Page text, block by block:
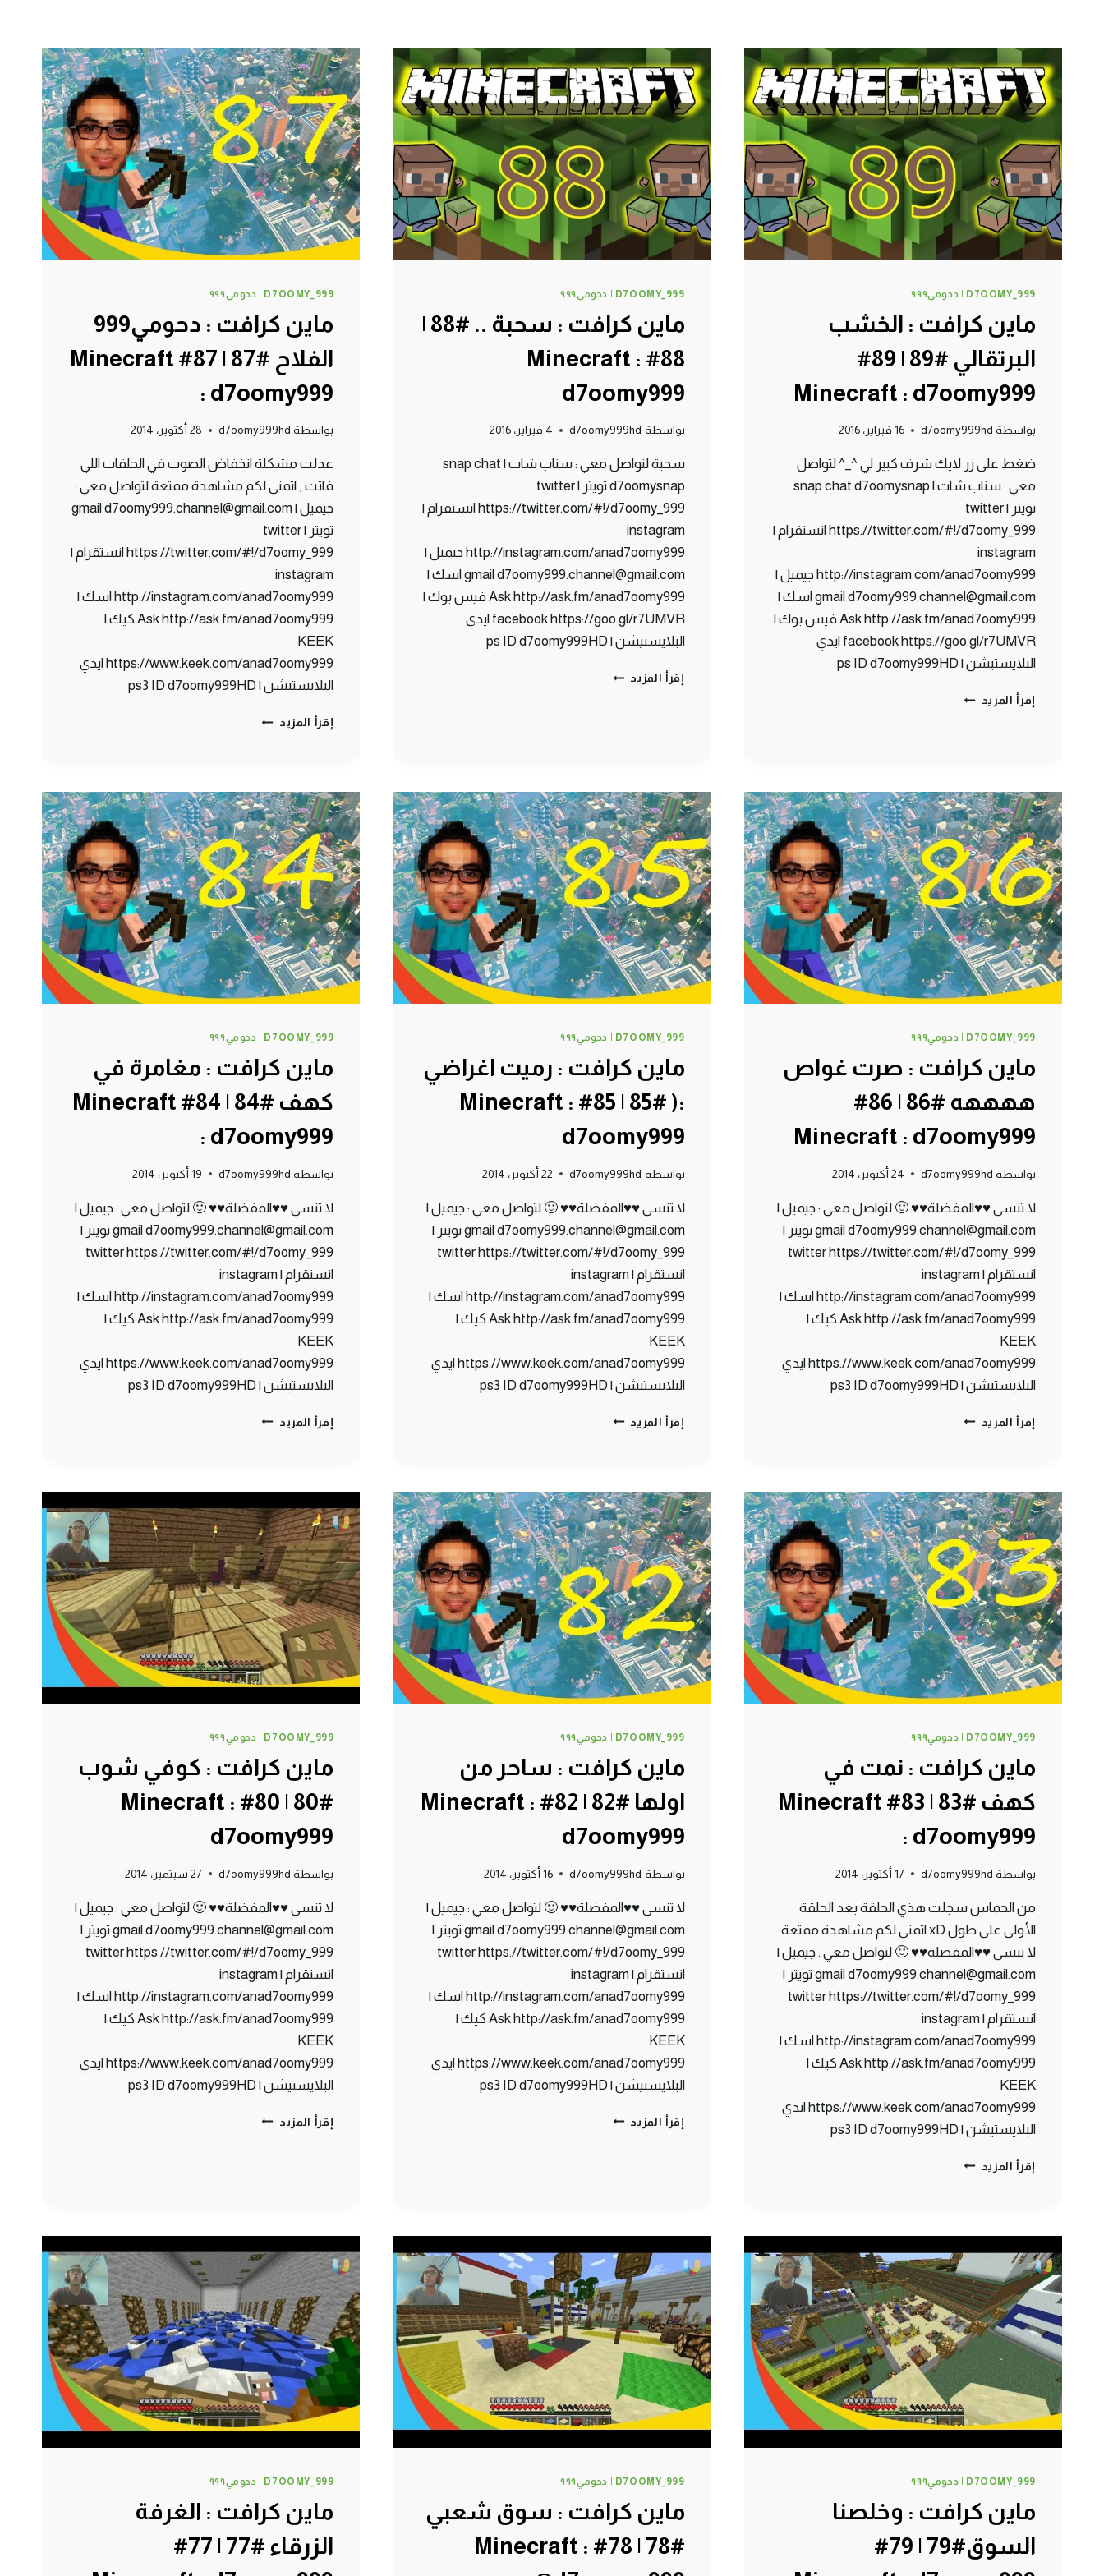
D7OOMY_999 | دحومي٩٩٩
ماين كرافت : الخشب
البرتقالي #89 | 89#
Minecraft : d7oomy999
بواسطة d7oomy999hd 16 فبراير، 2016
ضغط على زر لايك شرف كبير لي ^_^ لتواصل
معي : سناب شات | snap chat d7oomysnap
تويتر | twitter
https://twitter.com/#!/d7oomy_999 انستقرام |
instagram
http://instagram.com/anad7oomy999 جيميل |
gmail d7oomy999.channel@gmail.com اسك |
Ask http://ask.fm/anad7oomy999 فيس بوك |
facebook https://goo.gl/r7UMVR ايدي
البلايستيشن | ps ID d7oomy999HD
إقرأ المزيد ماين
|
89#
MINECRAFT
:
D7OOMY999
D7OOMY_999 | دحومي٩٩٩
ماين كرافت : سحبة .. #88 |
88# Minecraft :
d7oomy999
بواسطة d7oomy999hd 4 فبراير، 2016
سحبة لتواصل معي : سناب شات | snap chat
d7oomysnap تويتر | twitter
https://twitter.com/#!/d7oomy_999 انستقرام |
instagram
http://instagram.com/anad7oomy999 جيميل |
gmail d7oomy999.channel@gmail.com اسك |
Ask http://ask.fm/anad7oomy999 فيس بوك |
facebook https://goo.gl/r7UMVR ايدي
البلايستيشن | ps ID d7oomy999HD
إقرأ المزيد ماين
88#
MINECRAFT
:
D7OOMY999
D7OOMY_999 | دحومي٩٩٩
ماين كرافت : دحومي999
الفلاح #87 | 87# Minecraft
: d7oomy999
بواسطة d7oomy999hd 28 أكتوبر، 2014
عدلت مشكلة انخفاض الصوت في الحلقات اللي
فاتت , اتمنى لكم مشاهدة ممتعة لتواصل معي :
جيميل | gmail d7oomy999.channel@gmail.com
تويتر | twitter
https://twitter.com/#!/d7oomy_999 انستقرام |
instagram
http://instagram.com/anad7oomy999 اسك |
Ask http://ask.fm/anad7oomy999 كيك |
KEEK
https://www.keek.com/anad7oomy999 ايدي
البلايستيشن | ps3 ID d7oomy999HD
إقرأ المزيد ماين
#87
|
87#
MINECRAFT
:
D7OOMY999
D7OOMY_999 | دحومي٩٩٩
ماين كرافت : صرت غواص
ههههه #86 | 86#
Minecraft : d7oomy999
بواسطة d7oomy999hd 24 أكتوبر، 2014
لا تنسى ♥♥المفضلة♥♥ 🙂 لتواصل معي : جيميل |
gmail d7oomy999.channel@gmail.com تويتر |
twitter https://twitter.com/#!/d7oomy_999
انستقرام | instagram
http://instagram.com/anad7oomy999 اسك |
Ask http://ask.fm/anad7oomy999 كيك |
KEEK
https://www.keek.com/anad7oomy999 ايدي
البلايستيشن | ps3 ID d7oomy999HD
إقرأ المزيد ماين
ههههه
#86
|
86#
MINECRAFT
:
D7OOMY999
D7OOMY_999 | دحومي٩٩٩
ماين كرافت : رميت اغراضي
:( #85 | 85# Minecraft :
d7oomy999
بواسطة d7oomy999hd 22 أكتوبر، 2014
لا تنسى ♥♥المفضلة♥♥ 🙂 لتواصل معي : جيميل |
gmail d7oomy999.channel@gmail.com تويتر |
twitter https://twitter.com/#!/d7oomy_999
انستقرام | instagram
http://instagram.com/anad7oomy999 اسك |
Ask http://ask.fm/anad7oomy999 كيك |
KEEK
https://www.keek.com/anad7oomy999 ايدي
البلايستيشن | ps3 ID d7oomy999HD
إقرأ المزيد ماين
:
(
#85
|
85#
MINECRAFT
:
D7OOMY999
D7OOMY_999 | دحومي٩٩٩
ماين كرافت : مغامرة في
كهف #84 | 84# Minecraft
: d7oomy999
بواسطة d7oomy999hd 19 أكتوبر، 2014
لا تنسى ♥♥المفضلة♥♥ 🙂 لتواصل معي : جيميل |
gmail d7oomy999.channel@gmail.com تويتر |
twitter https://twitter.com/#!/d7oomy_999
انستقرام | instagram
http://instagram.com/anad7oomy999 اسك |
Ask http://ask.fm/anad7oomy999 كيك |
KEEK
https://www.keek.com/anad7oomy999 ايدي
البلايستيشن | ps3 ID d7oomy999HD
إقرأ المزيد ماين
#84
|
84#
MINECRAFT
:
D7OOMY999
D7OOMY_999 | دحومي٩٩٩
ماين كرافت : نمت في
كهف #83 | 83# Minecraft
: d7oomy999
بواسطة d7oomy999hd 17 أكتوبر، 2014
من الحماس سجلت هذي الحلقة بعد الحلقة
الأولى على طول xD اتمنى لكم مشاهدة ممتعة
لا تنسى ♥♥المفضلة♥♥ 🙂 لتواصل معي : جيميل |
gmail d7oomy999.channel@gmail.com تويتر |
twitter https://twitter.com/#!/d7oomy_999
انستقرام | instagram
http://instagram.com/anad7oomy999 اسك |
Ask http://ask.fm/anad7oomy999 كيك |
KEEK
https://www.keek.com/anad7oomy999 ايدي
البلايستيشن | ps3 ID d7oomy999HD
إقرأ المزيد ماين
#83
|
83#
MINECRAFT
:
D7OOMY999
D7OOMY_999 | دحومي٩٩٩
ماين كرافت : ساحر من
اولها #82 | 82# Minecraft :
d7oomy999
بواسطة d7oomy999hd 16 أكتوبر، 2014
لا تنسى ♥♥المفضلة♥♥ 🙂 لتواصل معي : جيميل |
gmail d7oomy999.channel@gmail.com تويتر |
twitter https://twitter.com/#!/d7oomy_999
انستقرام | instagram
http://instagram.com/anad7oomy999 اسك |
Ask http://ask.fm/anad7oomy999 كيك |
KEEK
https://www.keek.com/anad7oomy999 ايدي
البلايستيشن | ps3 ID d7oomy999HD
إقرأ المزيد ماين
|
82#
MINECRAFT
:
D7OOMY999
D7OOMY_999 | دحومي٩٩٩
ماين كرافت : كوفي شوب
#80 | 80# Minecraft :
d7oomy999
بواسطة d7oomy999hd 27 سبتمبر، 2014
لا تنسى ♥♥المفضلة♥♥ 🙂 لتواصل معي : جيميل |
gmail d7oomy999.channel@gmail.com تويتر |
twitter https://twitter.com/#!/d7oomy_999
انستقرام | instagram
http://instagram.com/anad7oomy999 اسك |
Ask http://ask.fm/anad7oomy999 كيك |
KEEK
https://www.keek.com/anad7oomy999 ايدي
البلايستيشن | ps3 ID d7oomy999HD
إقرأ المزيد ماين
80#
MINECRAFT
:
D7OOMY999
D7OOMY_999 | دحومي٩٩٩
ماين كرافت : وخلصنا
السوق#79 | 79#
D7OOMY_999 | دحومي٩٩٩
ماين كرافت : سوق شعبي
#78 | 78# Minecraft :
D7OOMY_999 | دحومي٩٩٩
ماين كرافت : الغرفة
الزرقاء #77 | 77#